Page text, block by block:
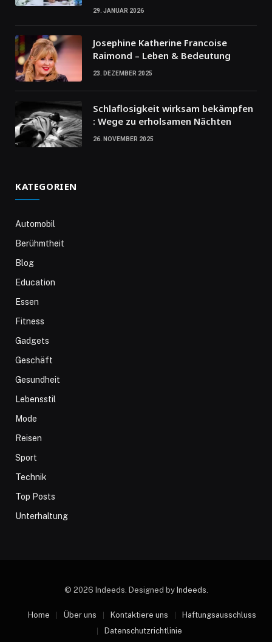
29. JANUAR 2026
Josephine Katherine Francoise
Raimond – Leben & Bedeutung
23. DEZEMBER 2025
Schlaflosigkeit wirksam bekämpfen
: Wege zu erholsamen Nächten
26. NOVEMBER 2025
KATEGORIEN
Automobil
Berühmtheit
Blog
Education
Essen
Fitness
Gadgets
Geschäft
Gesundheit
Lebensstil
Mode
Reisen
Sport
Technik
Top Posts
Unterhaltung
© 2026 Indeeds. Designed by Indeeds.
Home Über uns Kontaktiere uns
Haftungsausschluss
Datenschutzrichtlinie